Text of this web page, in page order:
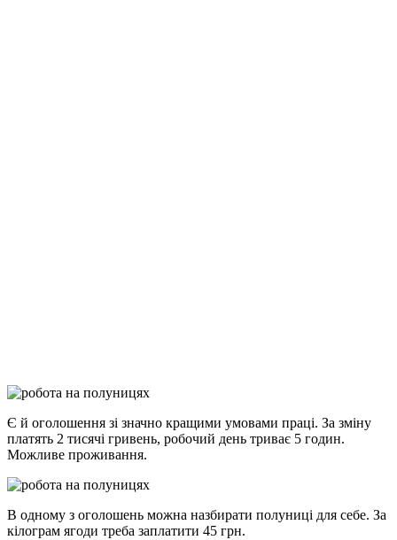
Є й оголошення зі значно кращими умовами праці. За зміну
платять 2 тисячі гривень, робочий день триває 5 годин.
Можливе проживання.
В одному з оголошень можна назбирати полуниці для себе. За
кілограм ягоди треба заплатити 45 грн.